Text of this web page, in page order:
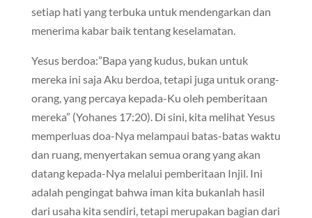
setiap hati yang terbuka untuk mendengarkan dan
menerima kabar baik tentang keselamatan.
Yesus berdoa:”Bapa yang kudus, bukan untuk
mereka ini saja Aku berdoa, tetapi juga untuk orang-
orang, yang percaya kepada-Ku oleh pemberitaan
mereka” (Yohanes 17:20). Di sini, kita melihat Yesus
memperluas doa-Nya melampaui batas-batas waktu
dan ruang, menyertakan semua orang yang akan
datang kepada-Nya melalui pemberitaan Injil. Ini
adalah pengingat bahwa iman kita bukanlah hasil
dari usaha kita sendiri, tetapi merupakan bagian dari